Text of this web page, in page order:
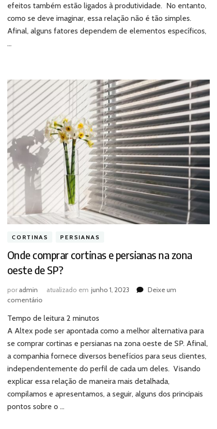
produtividade
corporativa?
efeitos também estão ligados à produtividade. No entanto,
como se deve imaginar, essa relação não é tão simples.
Afinal, alguns fatores dependem de elementos específicos,
…
CORTINAS PERSIANAS
Onde comprar cortinas e persianas na zona
oeste de SP?
poradmin atualizado em junho 1, 2023
Deixe um
comentário
comprar
cortinas
e
na
zona
oeste
de
Tempo de leitura 2 minutos
A Altex pode ser apontada como a melhor alternativa para
se comprar cortinas e persianas na zona oeste de SP. Afinal,
a companhia fornece diversos benefícios para seus clientes,
independentemente do perfil de cada um deles. Visando
explicar essa relação de maneira mais detalhada,
compilamos e apresentamos, a seguir, alguns dos principais
pontos sobre o …